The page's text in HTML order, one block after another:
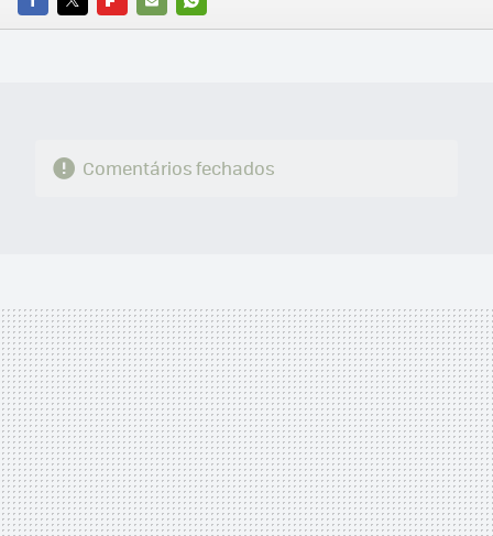
FACEBOOK
TWITTERFLIPBOARD
E-
WHATSAPP
Comentários fechados